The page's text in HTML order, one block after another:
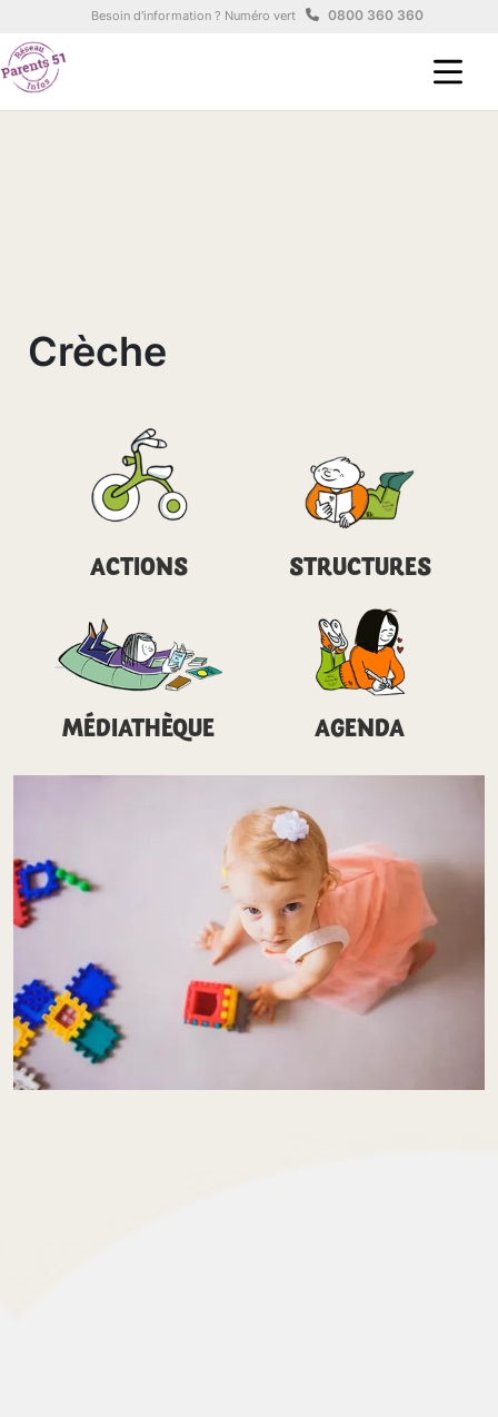
Aller au contenu principal
Besoin d'information ? Numéro vert 0800 360 360
Crèche
ACTIONS STRUCTURES
MÉDIATHÈQUE AGENDA
Panneau de gestion des cookies